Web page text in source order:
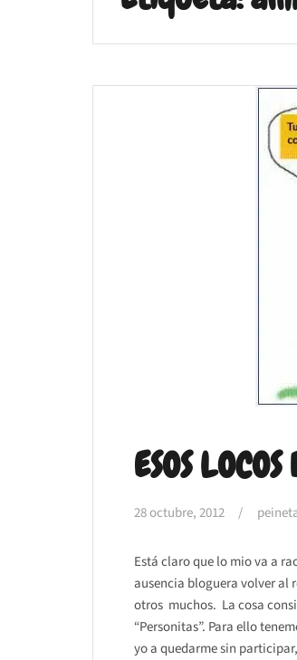
ESOS
28 octubre, 2012
Está claro que lo mio va a
ausencia bloguera volver al
otros muchos. La cosa
“Personitas”. Para ello
yo a quedarme sin